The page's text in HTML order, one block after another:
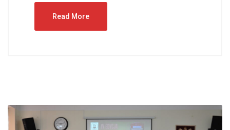
Read More